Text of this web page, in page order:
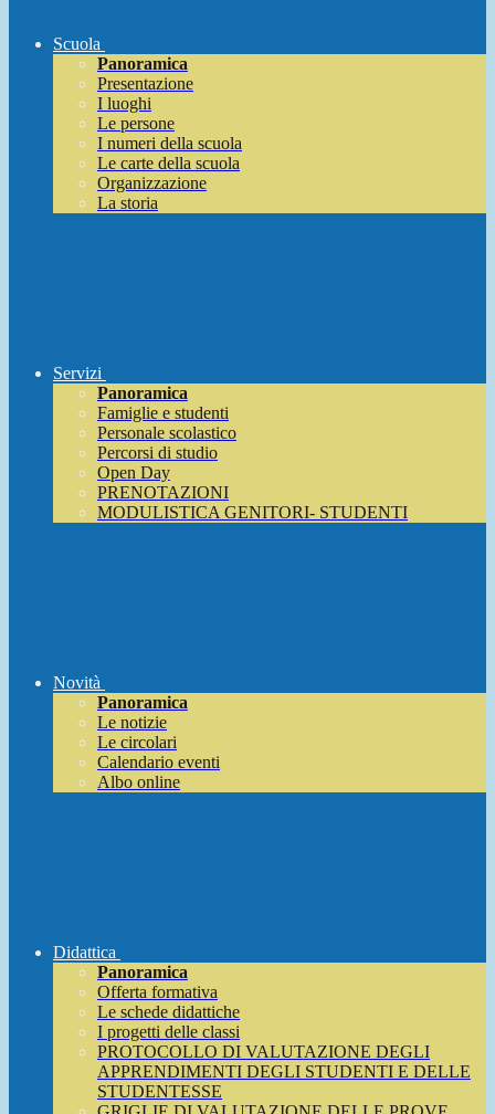
Scuola
Panoramica
Presentazione
I luoghi
Le persone
I numeri della scuola
Le carte della scuola
Organizzazione
La storia
Servizi
Panoramica
Famiglie e studenti
Personale scolastico
Percorsi di studio
Open Day
PRENOTAZIONI
MODULISTICA GENITORI- STUDENTI
Novità
Panoramica
Le notizie
Le circolari
Calendario eventi
Albo online
Didattica
Panoramica
Offerta formativa
Le schede didattiche
I progetti delle classi
PROTOCOLLO DI VALUTAZIONE DEGLI
APPRENDIMENTI DEGLI STUDENTI E DELLE
STUDENTESSE